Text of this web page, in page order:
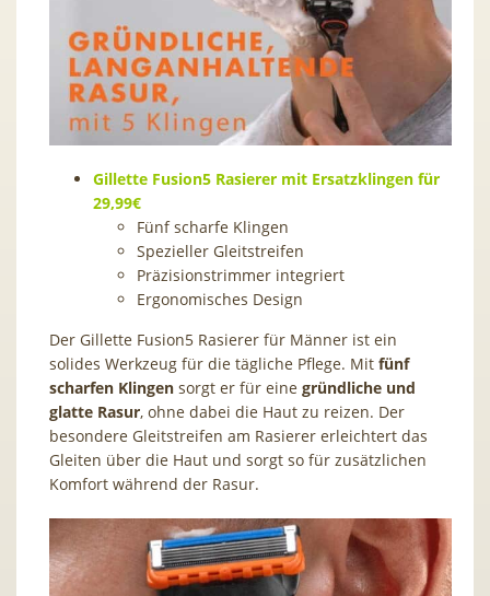
Gillette Fusion5 Rasierer mit Ersatzklingen für
29,99€
Fünf scharfe Klingen
Spezieller Gleitstreifen
Präzisionstrimmer integriert
Ergonomisches Design
Der Gillette Fusion5 Rasierer für Männer ist ein
solides Werkzeug für die tägliche Pflege. Mit fünf
scharfen Klingen sorgt er für eine gründliche und
glatte Rasur, ohne dabei die Haut zu reizen. Der
besondere Gleitstreifen am Rasierer erleichtert das
Gleiten über die Haut und sorgt so für zusätzlichen
Komfort während der Rasur.